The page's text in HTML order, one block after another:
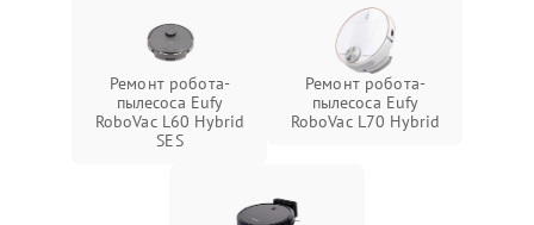
Ремонт робота-
пылесоса Eufy
RoboVac L60 Hybrid
SES
Ремонт робота-
пылесоса Eufy
RoboVac L70 Hybrid